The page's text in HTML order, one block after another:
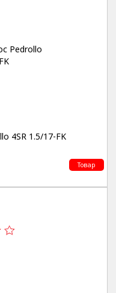
4SR 1.5/17-FK
Товар